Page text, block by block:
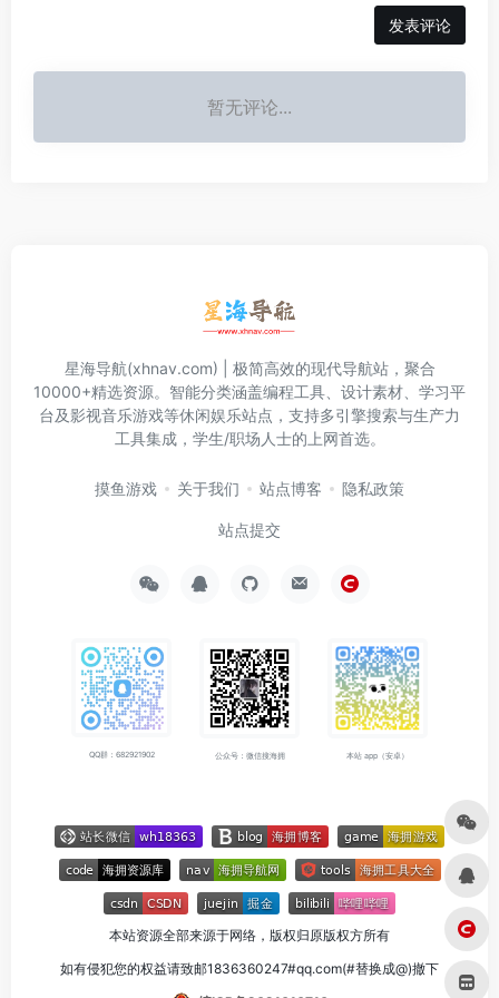
发表评论
暂无评论...
星海导航(xhnav.com) | 极简高效的现代导航站，聚合
10000+精选资源。智能分类涵盖编程工具、设计素材、学习平
台及影视音乐游戏等休闲娱乐站点，支持多引擎搜索与生产力
工具集成，学生/职场人士的上网首选。
摸鱼游戏 关于我们 站点博客 隐私政策
站点提交
QQ群：682921902 公众号：微信搜海拥 本站 app（安卓）
本站资源全部来源于网络，版权归原版权方所有
如有侵犯您的权益请致邮1836360247#qq.com(#替换成@)撤下